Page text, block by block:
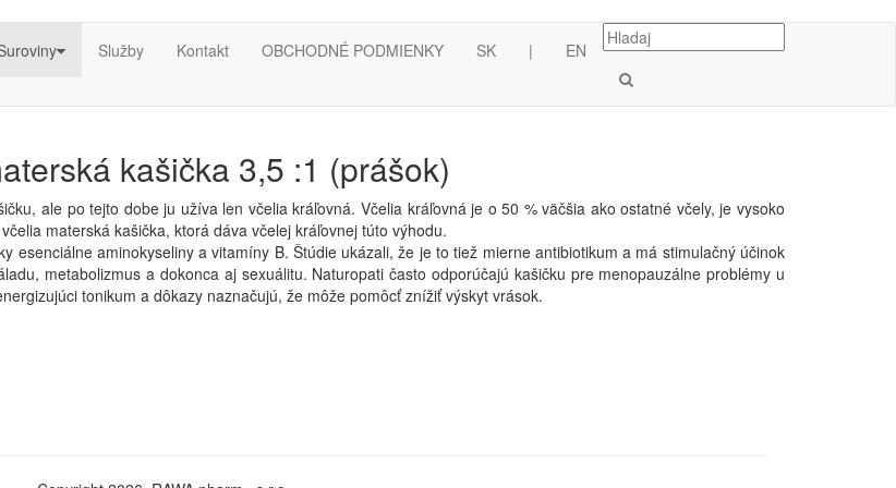
Služby Kontakt OBCHODNÉ PODMIENKY SK | EN
kašička 3,5 :1 (prášok)
ale po tejto dobe ju užíva len včelia kráľovná. Včelia kráľovná je o 50 % väčšia ako ostatné včely, je vysoko
materská kašička, ktorá dáva včelej kráľovnej túto výhodu.
esenciálne aminokyseliny a vitamíny B. Štúdie ukázali, že je to tiež mierne antibiotikum a má stimulačný účinok
metabolizmus a dokonca aj sexuálitu. Naturopati často odporúčajú kašičku pre menopauzálne problémy u
tonikum a dôkazy naznačujú, že môže pomôcť znížiť výskyt vrások.